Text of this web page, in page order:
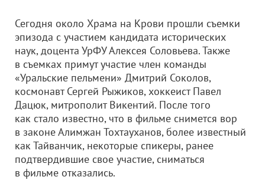
Сегодня около Храма на Крови прошли съемки
эпизода с участием кандидата исторических
наук, доцента УрФУ Алексея Соловьева. Также
в съемках примут участие член команды
«Уральские пельмени» Дмитрий Соколов,
космонавт Сергей Рыжиков, хоккеист Павел
Дацюк, митрополит Викентий. После того
как стало известно, что в фильме снимется вор
в законе Алимжан Тохтауханов, более известный
как Тайванчик, некоторые спикеры, ранее
подтвердившие свое участие, сниматься
в фильме отказались.